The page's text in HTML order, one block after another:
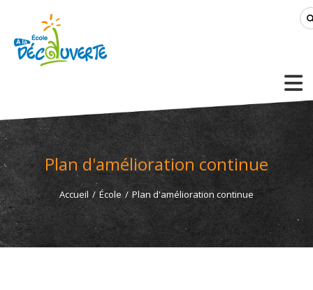
Plan d'amélioration continue
Accueil / École / Plan d'amélioration continue